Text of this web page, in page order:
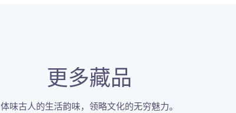
更多藏品
体味古人的生活韵味，领略文化的无穷魅力。